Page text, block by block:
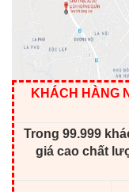
KHÁCH HÀNG
Trong 99.999
giá cao chất